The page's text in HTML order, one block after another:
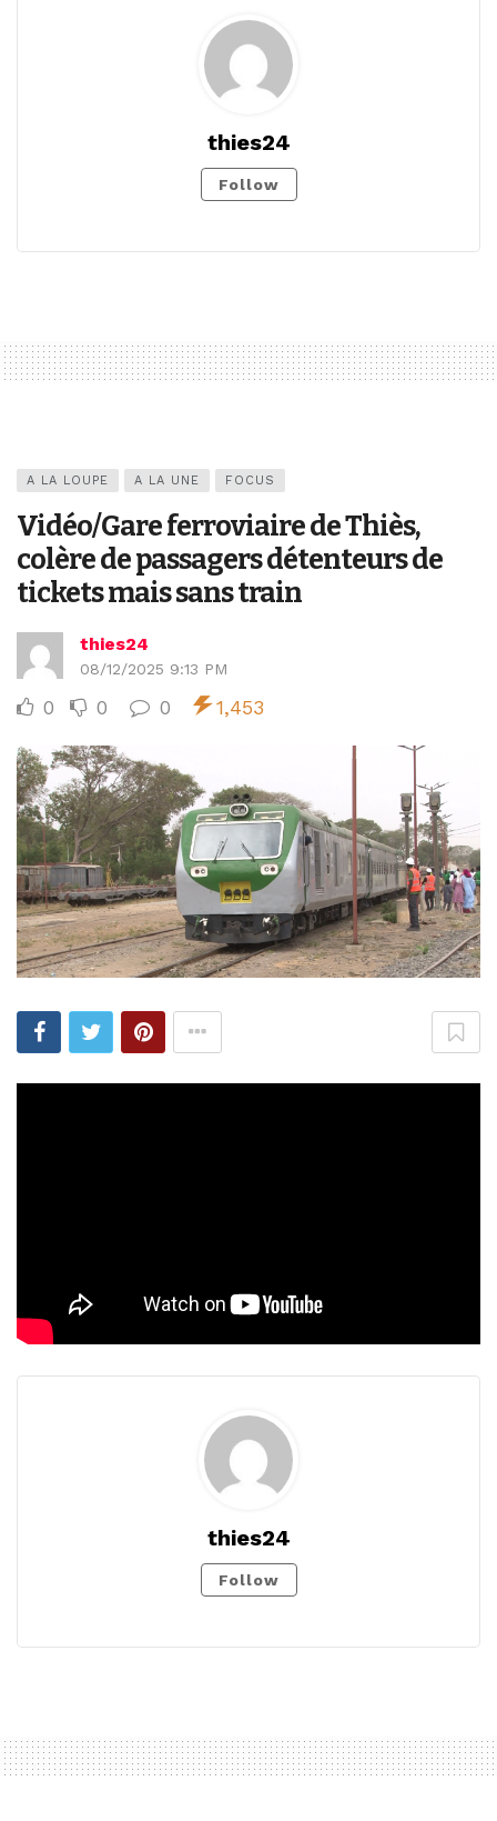
thies24
Follow
A LA LOUPE A LA UNE FOCUS
Vidéo/Gare ferroviaire de Thiès,
colère de passagers détenteurs de
tickets mais sans train
thies24
08/12/2025 9:13 PM
0 0 0 1,453
thies24
Follow